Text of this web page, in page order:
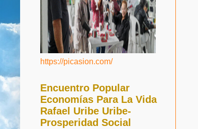
https://picasion.com/
Encuentro Popular
Economías Para La Vida
Rafael Uribe Uribe-
Prosperidad Social